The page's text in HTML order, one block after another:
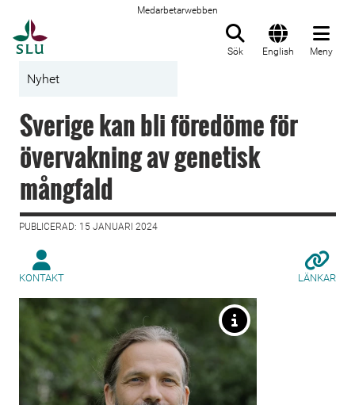
Medarbetarwebben
Sök English Meny
Nyhet
Sverige kan bli föredöme för
övervakning av genetisk
mångfald
PUBLICERAD: 15 JANUARI 2024
KONTAKT LÄNKAR